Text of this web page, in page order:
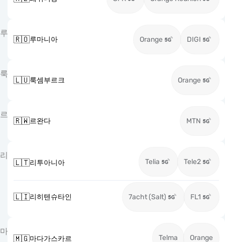
루
🇷🇴루마니아 Orange DIGI
룩
🇱🇺룩셈부르크 Orange
르
🇷🇼르완다 MTN
리
🇱🇹리투아니아 Telia Tele2
🇱🇮리히텐슈타인 7acht (Salt) FL1
마
🇲🇬마다가스카르 Telma Orange